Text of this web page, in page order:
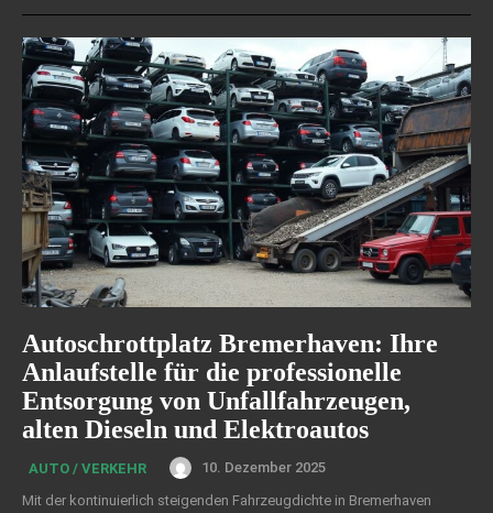
Autoschrottplatz Bremerhaven: Ihre
Anlaufstelle für die professionelle
Entsorgung von Unfallfahrzeugen,
alten Dieseln und Elektroautos
AUTO / VERKEHR
10. Dezember 2025
Mit der kontinuierlich steigenden Fahrzeugdichte in Bremerhaven